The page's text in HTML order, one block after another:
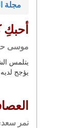
مجلة
موسى
يتلمس
يؤجج
نمر